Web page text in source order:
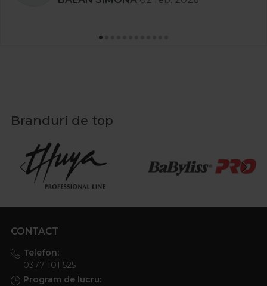
Branduri de top
CONTACT
Telefon:
0377 101 525
Program de lucru: